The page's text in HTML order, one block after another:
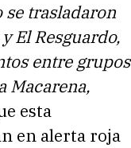
trasladaron
El Resguardo,
entre grupos
Macarena,
esta
en alerta roja